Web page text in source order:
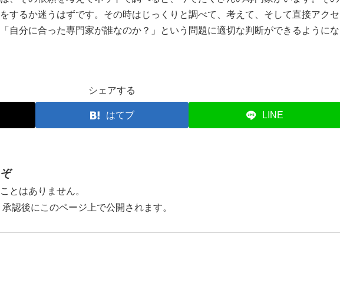
するか迷うはずです。その時はじっくりと調べて、考えて、そして直接アクセ
自分に合った専門家が誰なのか？」という問題に適切な判断ができるようにな
シェアする
はてブ LINE
とはありません。
認後にこのページ上で公開されます。